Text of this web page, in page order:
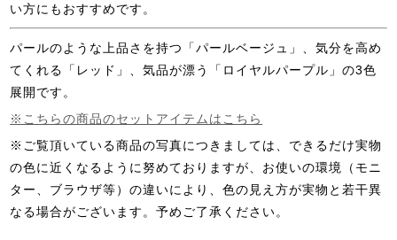
い方にもおすすめです。
パールのような上品さを持つ「パールベージュ」、気分を高め
てくれる「レッド」、気品が漂う「ロイヤルパープル」の3色
展開です。
※こちらの商品のセットアイテムはこちら
※ご覧頂いている商品の写真につきましては、できるだけ実物
の色に近くなるように努めておりますが、お使いの環境（モニ
ター、ブラウザ等）の違いにより、色の見え方が実物と若干異
なる場合がございます。予めご了承ください。